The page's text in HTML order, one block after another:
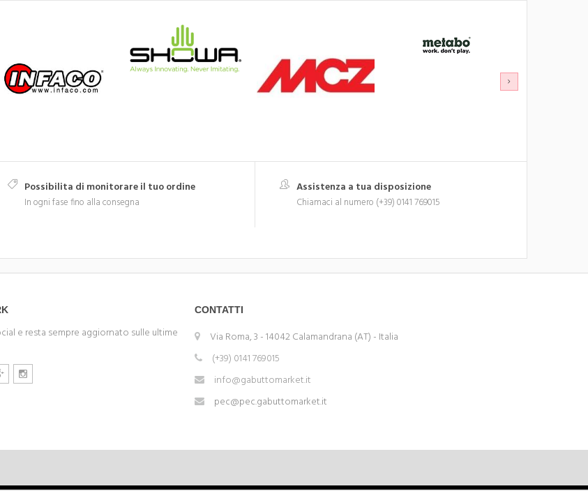
Possibilita di monitorare il tuo ordine
In ogni fase fino alla consegna
Assistenza a tua disposizione
Chiamaci al numero (+39) 0141 769015
e resta sempre aggiornato sulle ultime
CONTATTI
Via Roma, 3 - 14042 Calamandrana (AT) - Italia
(+39) 0141 769015
info@gabuttomarket.it
pec@pec.gabuttomarket.it